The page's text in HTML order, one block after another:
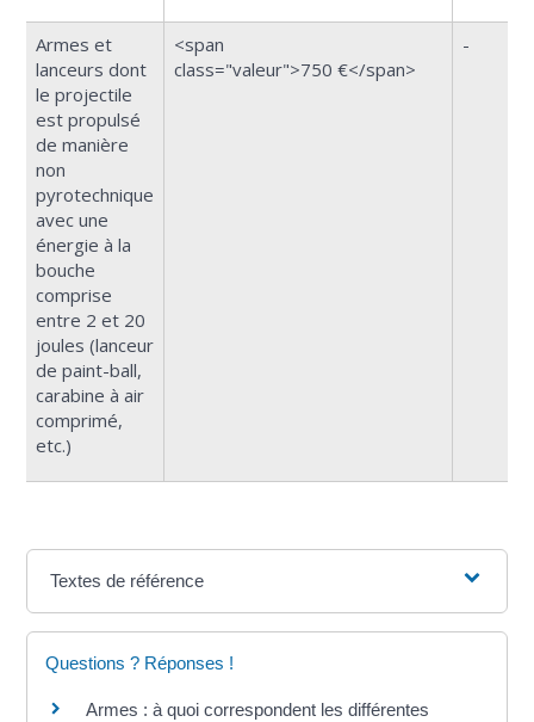
Armes et
lanceurs dont
le projectile
est propulsé
de manière
non
pyrotechnique
avec une
énergie à la
bouche
comprise
entre 2 et 20
joules (lanceur
de paint-ball,
carabine à air
comprimé,
etc.)
<span
class="valeur">750 €</span>
-
Textes de référence
Questions ? Réponses !
Armes : à quoi correspondent les différentes